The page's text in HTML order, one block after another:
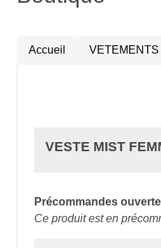
Accueil
VESTE MIST
Précommandes
Ce produit est en